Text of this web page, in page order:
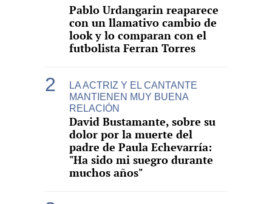
Pablo Urdangarin reaparece
con un llamativo cambio de
look y lo comparan con el
futbolista Ferran Torres
LA ACTRIZ Y EL CANTANTE
MANTIENEN MUY BUENA
RELACIÓN
David Bustamante, sobre su
dolor por la muerte del
padre de Paula Echevarría:
"Ha sido mi suegro durante
muchos años"